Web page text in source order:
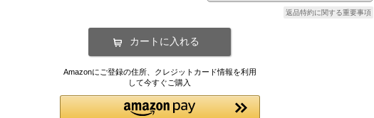
返品特約に関する重要事項
Amazonにご登録の住所、クレジットカード情報を利用
して今すぐご購入